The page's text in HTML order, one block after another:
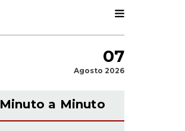
07
Agosto 2026
Minuto a Minuto